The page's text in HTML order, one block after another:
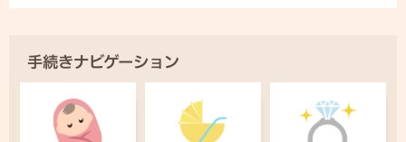
手続きナビゲーション